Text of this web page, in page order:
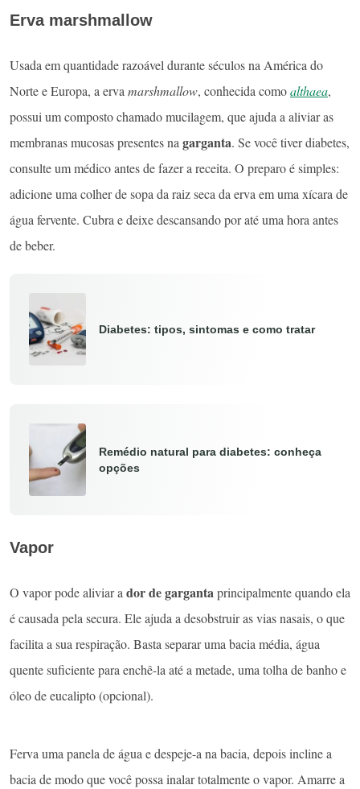
Erva marshmallow
Usada em quantidade razoável durante séculos na América do
Norte e Europa, a ervamarshmallow, conhecida comoalthaea,
possui um composto chamado mucilagem, que ajuda a aliviar as
membranas mucosas presentes nagarganta. Se você tiver diabetes,
consulte um médico antes de fazer a receita. O preparo é simples:
adicione uma colher de sopa da raiz seca da erva em uma xícara de
água fervente. Cubra e deixe descansando por até uma hora antes
de beber.
Diabetes: tipos, sintomas e como tratar
Remédio natural para diabetes: conheça
opções
Vapor
O vapor pode aliviar ador de gargantaprincipalmente quando ela
é causada pela secura. Ele ajuda a desobstruir as vias nasais, o que
facilita a sua respiração. Basta separar uma bacia média, água
quente suficiente para enchê-la até a metade, uma tolha de banho e
óleo de eucalipto (opcional).
Ferva uma panela de água e despeje-a na bacia, depois incline a
bacia de modo que você possa inalar totalmente o vapor. Amarre a